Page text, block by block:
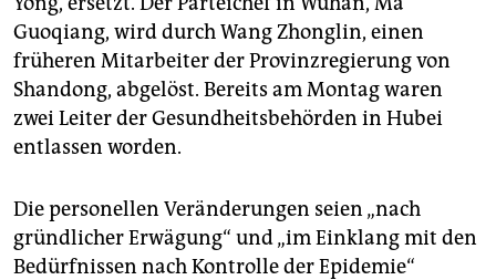
Guoqiang, wird durch Wang Zhonglin, einen
früheren Mitarbeiter der Provinzregierung von
Shandong, abgelöst. Bereits am Montag waren
zwei Leiter der Gesundheitsbehörden in Hubei
entlassen worden.
Die personellen Veränderungen seien „nach
gründlicher Erwägung“ und „im Einklang mit den
Bedürfnissen nach Kontrolle der Epidemie“